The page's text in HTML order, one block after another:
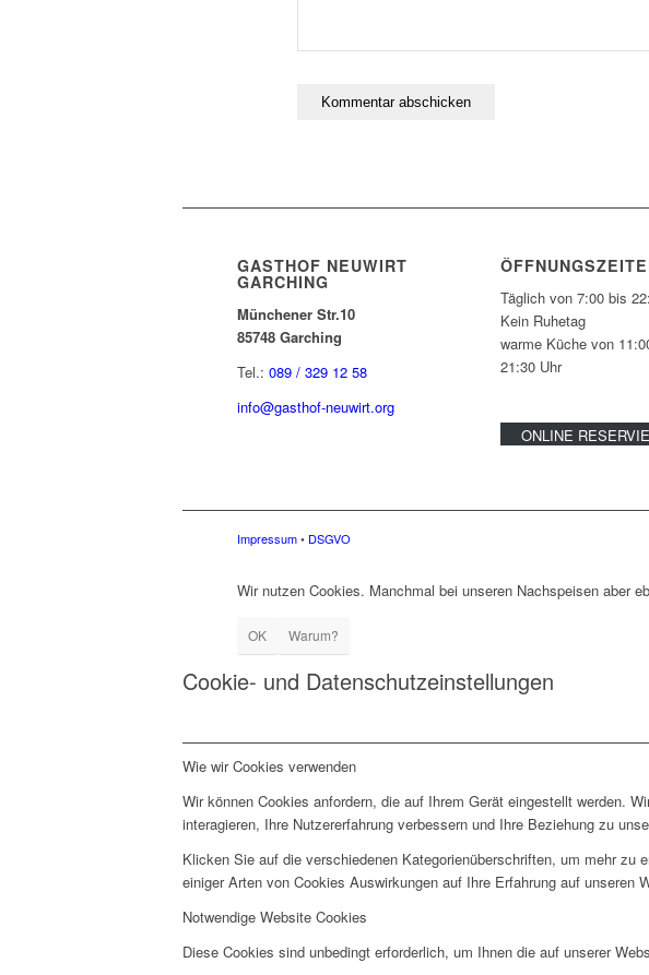
GASTHOF NEUWIRT
GARCHING
Münchener Str.10
85748 Garching
Tel.: 089 / 329 12 58
info@gasthof-neuwirt.org
Täglich von 7:00 bis
Kein Ruhetag
warme Küche von
21:30 Uhr
ONLINE
Impressum• DSGVO
Wir nutzen Cookies. Manchmal bei unseren Nachspeisen aber
OK Warum?
Cookie- und Datenschutzeinstellungen
Wie wir Cookies verwenden
Wir können Cookies anfordern, die auf Ihrem Gerät eingestellt werden.
interagieren, Ihre Nutzererfahrung verbessern und Ihre Beziehung zu
Klicken Sie auf die verschiedenen Kategorienüberschriften, um mehr
einiger Arten von Cookies Auswirkungen auf Ihre Erfahrung auf unseren
Notwendige Website Cookies
Diese Cookies sind unbedingt erforderlich, um Ihnen die auf unserer